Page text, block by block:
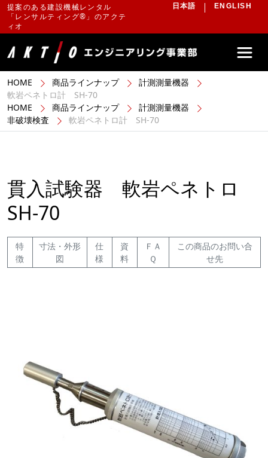
提案のある建設機械レンタル
「レンサルティング®」のアクテ
ィオ
日本語 ENGLISH
HOME 商品ラインナップ
計測測量機器
軟岩ペネトロ計 SH-70
HOME
商品ラインナップ
計測測量機器
非破壊検査
軟岩ペネトロ計 SH-70
貫入試験器 軟岩ペネトロ
SH-70
特
徴
寸法・外形
図
仕
様
資
料
ＦＡ
Ｑ
この商品のお問い合
せ先